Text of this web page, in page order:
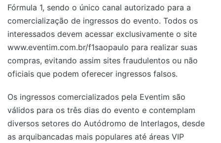
Fórmula 1, sendo o único canal autorizado para a
comercialização de ingressos do evento. Todos os
interessados devem acessar exclusivamente o site
www.eventim.com.br/f1saopaulo para realizar suas
compras, evitando assim sites fraudulentos ou não
oficiais que podem oferecer ingressos falsos.
Os ingressos comercializados pela Eventim são
válidos para os três dias do evento e contemplam
diversos setores do Autódromo de Interlagos, desde
as arquibancadas mais populares até áreas VIP